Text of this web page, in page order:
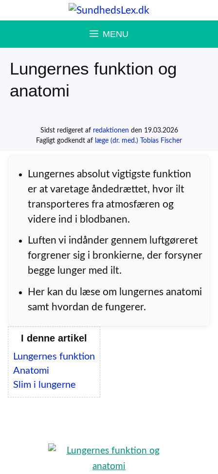
til
MENU
Lungernes funktion og
anatomi
Sidst redigeret af redaktionen den 19.03.2026
Fagligt godkendt af læge (dr. med.) Tobias Fischer
Lungernes absolut vigtigste funktion
er at varetage åndedrættet, hvor ilt
transporteres fra atmosfæren og
videre ind i blodbanen.
Luften vi indånder gennem luftgøreret
forgrener sig i bronkierne, der forsyner
begge lunger med ilt.
Her kan du læse om lungernes anatomi
samt hvordan de fungerer.
I denne artikel
Lungernes funktion
Anatomi
Slim i lungerne